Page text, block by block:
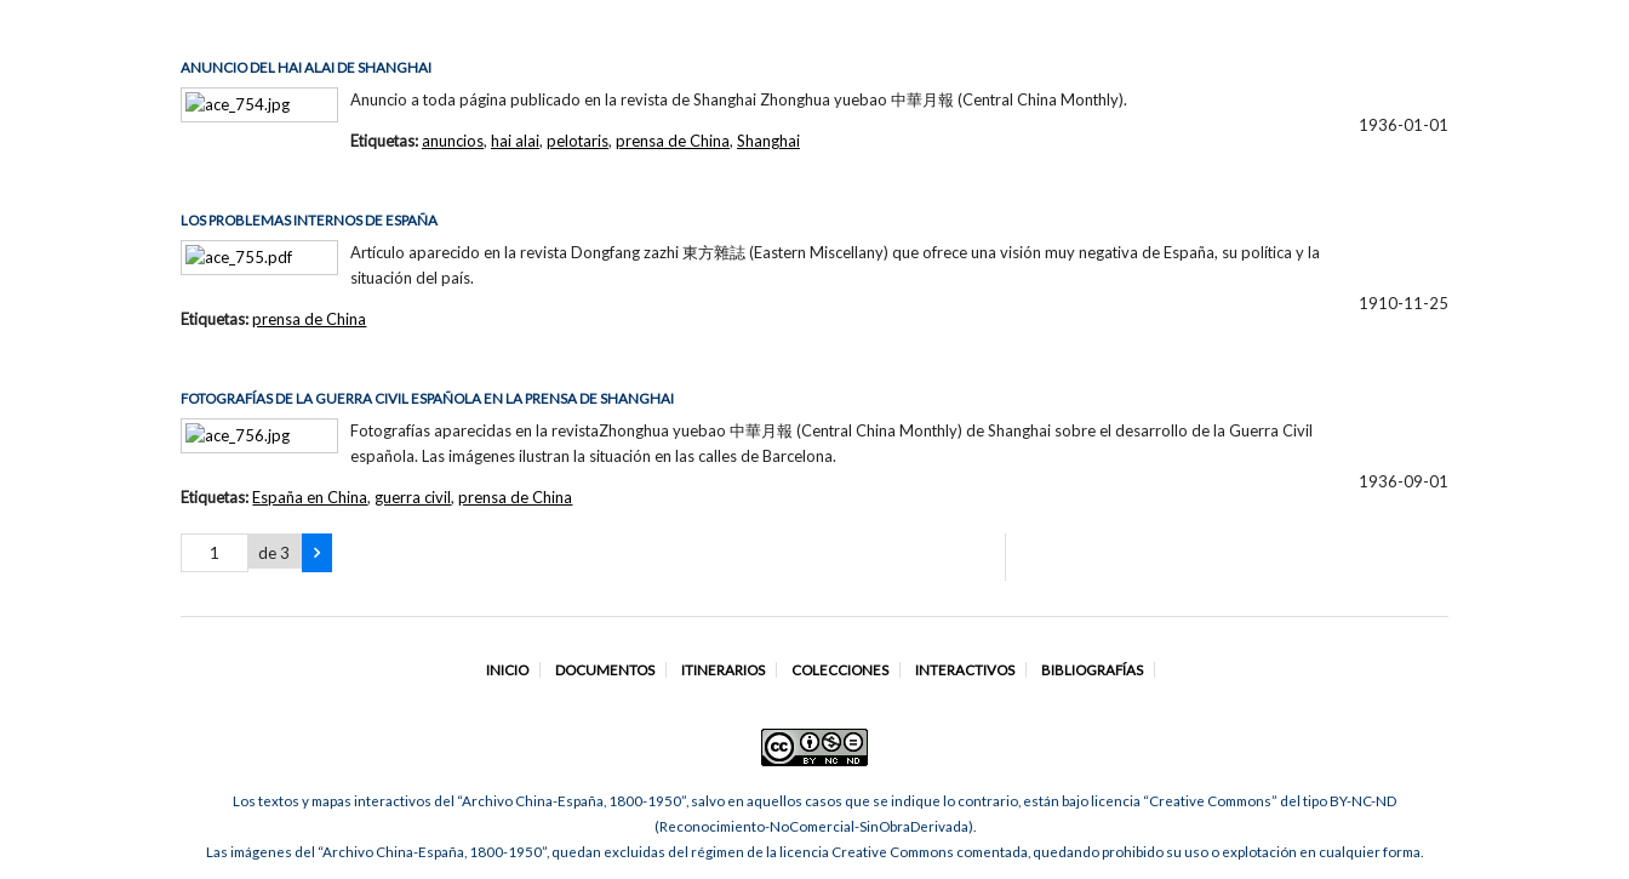
ANUNCIO DEL HAI ALAI DE SHANGHAI
Anuncio a toda página publicado en la revista de Shanghai Zhonghua yuebao 中華月報 (Central China Monthly).
1936-01-01
Etiquetas:anuncios, hai alai, pelotaris, prensa de China, Shanghai
LOS PROBLEMAS INTERNOS DE ESPAÑA
Artículo aparecido en la revista Dongfang zazhi 東方雜誌 (Eastern Miscellany) que ofrece una visión muy negativa de España, su política y la
situación del país.
1910-11-25
Etiquetas:prensa de China
FOTOGRAFÍAS DE LA GUERRA CIVIL ESPAÑOLA EN LA PRENSA DE SHANGHAI
Fotografías aparecidas en la revistaZhonghua yuebao 中華月報 (Central China Monthly) de Shanghai sobre el desarrollo de la Guerra Civil
española. Las imágenes ilustran la situación en las calles de Barcelona.
1936-09-01
Etiquetas:España en China, guerra civil,prensa de China
de 3
INICIO DOCUMENTOS ITINERARIOS COLECCIONES INTERACTIVOS BIBLIOGRAFÍAS
Los textos y mapas interactivos del “Archivo China-España, 1800-1950”, salvo en aquellos casos que se indique lo contrario, están bajo licencia “Creative Commons” del tipo BY-NC-ND
(Reconocimiento-NoComercial-SinObraDerivada).
Las imágenes del “Archivo China-España, 1800-1950”, quedan excluidas del régimen de la licencia Creative Commons comentada, quedando prohibido su uso o explotación en cualquier forma.